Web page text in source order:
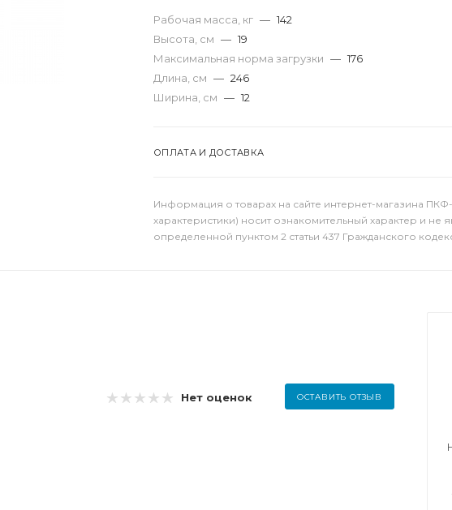
Рабочая масса, кг — 142
Высота, см — 19
Максимальная норма загрузки — 176
Длина, см — 246
Ширина, см — 12
ОПЛАТА И ДОСТАВКА
Информация о товарах на сайте интернет-магазина
характеристики) носит ознакомительный характер и
определенной пунктом 2 статьи 437 Гражданского
Нет оценок ОСТАВИТЬ ОТЗЫВ